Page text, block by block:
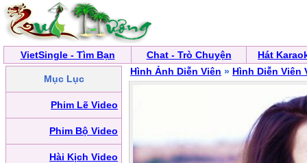
VietSingle - Tìm Bạn Chat - Trò Chuyện Hát
Mục Lục
Phim Lẽ Video
Phim Bộ Video
Hài Kịch Video
Hình Ảnh Diễn Viên » Hình Diễn Viên